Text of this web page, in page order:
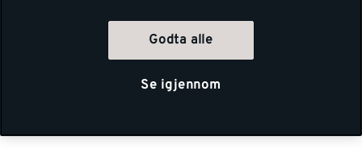
Godta alle
Se igjennom